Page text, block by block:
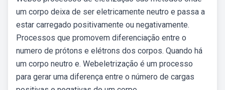
um corpo deixa de ser eletricamente neutro e passa a
estar carregado positivamente ou negativamente.
Processos que promovem diferenciação entre o
numero de prótons e elétrons dos corpos. Quando há
um corpo neutro e. Webeletrização é um processo
para gerar uma diferença entre o número de cargas